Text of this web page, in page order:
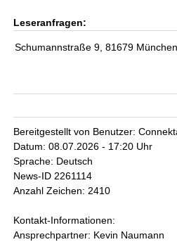
Leseranfragen:
Schumannstraße 9, 81679 München
Bereitgestellt von Benutzer:
Datum: 08.07.2026 - 17:20 Uhr
Sprache: Deutsch
News-ID 2261114
Anzahl Zeichen: 2410
Kontakt-Informationen:
Ansprechpartner: Kevin Naumann